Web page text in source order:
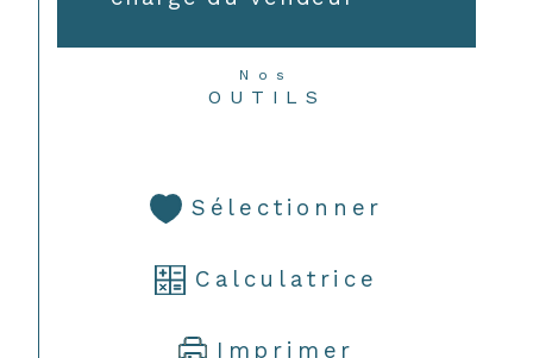
Nos
OUTILS
Sélectionner
Calculatrice
Imprimer